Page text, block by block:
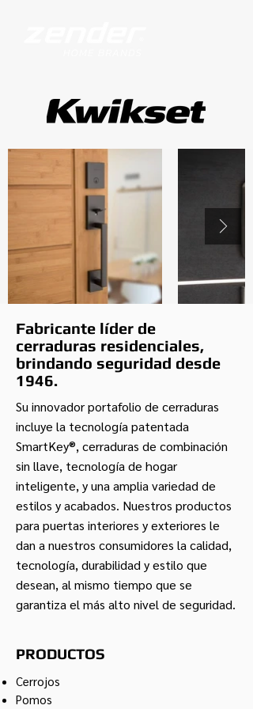
Fabricante líder de
cerraduras residenciales,
brindando seguridad desde
1946.
Su innovador portafolio de cerraduras
incluye la tecnología patentada
SmartKey®, cerraduras de combinación
sin llave, tecnología de hogar
inteligente, y una amplia variedad de
estilos y acabados. Nuestros productos
para puertas interiores y exteriores le
dan a nuestros consumidores la calidad,
tecnología, durabilidad y estilo que
desean, al mismo tiempo que se
garantiza el más alto nivel de seguridad.
PRODUCTOS
Cerrojos
Pomos